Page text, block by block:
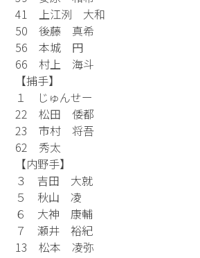
41 上江洌 大和
50 後藤 真希
56 本城 円
66 村上 海斗
【捕手】
１ じゅんせー
22 松田 倭都
23 市村 将吾
62 秀太
【内野手】
３ 吉田 大就
５ 秋山 凌
６ 大神 康輔
７ 瀬井 裕紀
13 松本 凌弥